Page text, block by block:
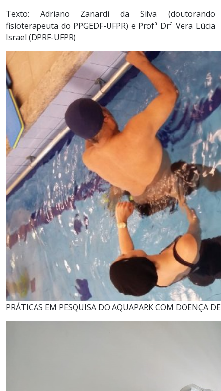
Texto: Adriano Zanardi da Silva (doutorando
fisioterapeuta do PPGEDF-UFPR) e Profª Drª Vera Lúcia
Israel (DPRF-UFPR)
PRÁTICAS EM PESQUISA DO AQUAPARK COM DOENÇA